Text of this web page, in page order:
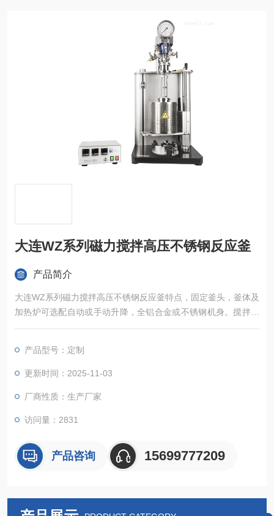
大连WZ系列磁力搅拌高压不锈钢反应釜
产品简介
大连WZ系列磁力搅拌高压不锈钢反应釜特点，固定釜头，釜体及
加热炉可选配自动或手动升降，全铝合金或不锈钢机身。搅拌扭
矩大。控制器可以实现对反应釜的加热、冷却、搅拌、程序编
产品型号：定制
更新时间：2025-11-03
厂商性质：生产厂家
访问量：2831
产品咨询 15699777209